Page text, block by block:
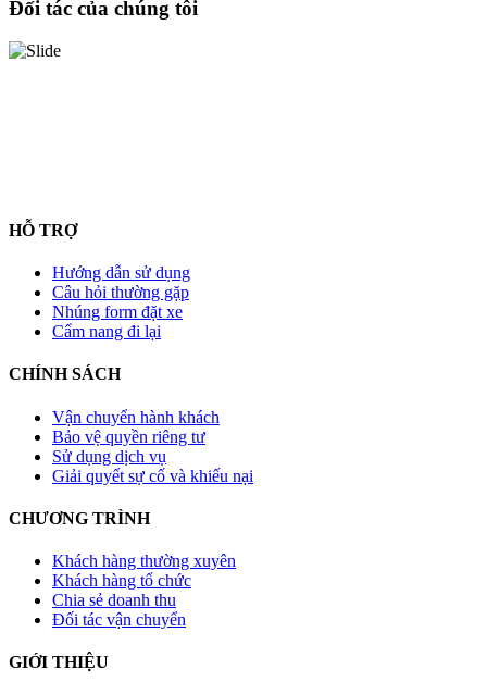
Đối tác của chúng tôi
HỖ TRỢ
Hướng dẫn sử dụng
Câu hỏi thường gặp
Nhúng form đặt xe
Cẩm nang đi lại
CHÍNH SÁCH
Vận chuyển hành khách
Bảo vệ quyền riêng tư
Sử dụng dịch vụ
Giải quyết sự cố và khiếu nại
CHƯƠNG TRÌNH
Khách hàng thường xuyên
Khách hàng tổ chức
Chia sẻ doanh thu
Đối tác vận chuyển
GIỚI THIỆU